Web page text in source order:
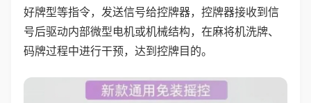
好牌型等指令，发送信号给控牌器，控牌器接收到信
号后驱动内部微型电机或机械结构，在麻将机洗牌、
码牌过程中进行干预，达到控牌目的。